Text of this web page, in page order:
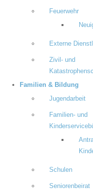
Feuerwehr
Externe
Zivil- und
Familien & Bildung
Jugendarbeit
Familien- und
Schulen
Seniorenbeirat